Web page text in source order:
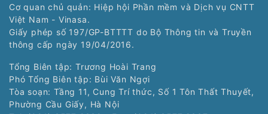
Cơ quan chủ quản: Hiệp hội Phần mềm và Dịch vụ CNTT
Việt Nam - Vinasa.
Giấy phép số 197/GP-BTTTT do Bộ Thông tin và Truyền
thông cấp ngày 19/04/2016.
Tổng Biên tập: Trương Hoài Trang
Phó Tổng Biên tập: Bùi Văn Ngợi
Tòa soạn: Tầng 11, Cung Trí thức, Số 1 Tôn Thất Thuyết,
Phường Cầu Giấy, Hà Nội